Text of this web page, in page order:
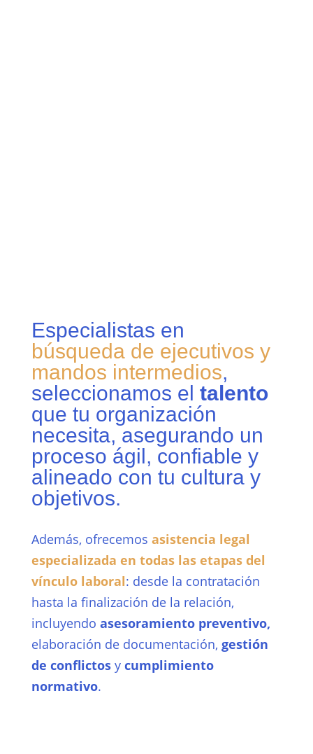
Especialistas en
búsqueda de ejecutivos y
mandos intermedios,
seleccionamos el talento
que tu organización
necesita, asegurando un
proceso ágil, confiable y
alineado con tu cultura y
objetivos.
Además, ofrecemos asistencia legal
especializada en todas las etapas del
vínculo laboral: desde la contratación
hasta la finalización de la relación,
incluyendo asesoramiento preventivo,
elaboración de documentación, gestión
de conflictosy cumplimiento
normativo.